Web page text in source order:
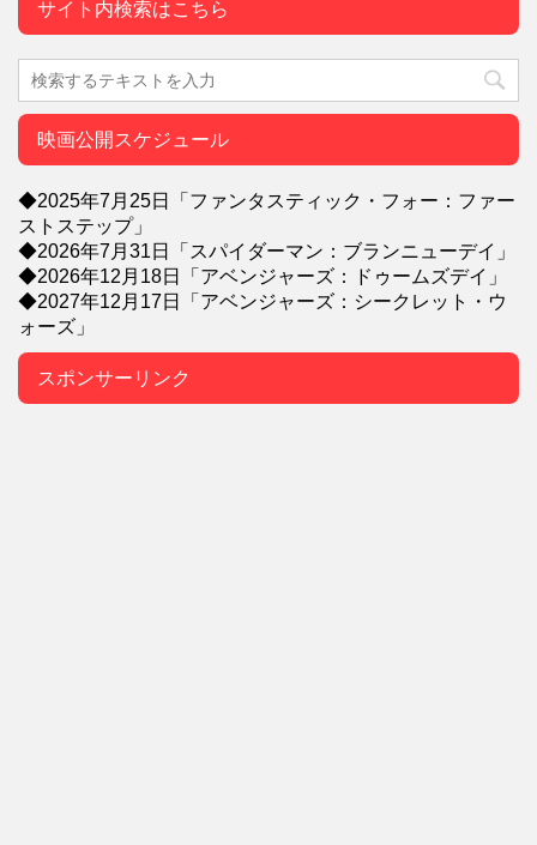
サイト内検索はこちら
映画公開スケジュール
◆2025年7月25日「ファンタスティック・フォー：ファー
ストステップ」
◆2026年7月31日「スパイダーマン：ブランニューデイ」
◆2026年12月18日「アベンジャーズ：ドゥームズデイ」
◆2027年12月17日「アベンジャーズ：シークレット・ウ
ォーズ」
スポンサーリンク